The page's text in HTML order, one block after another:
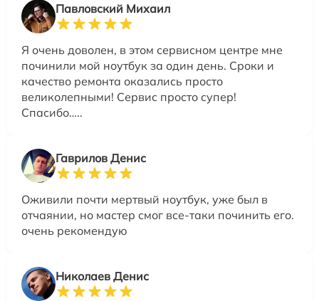
Павловский Михаил
Я очень доволен, в этом сервисном центре мне
починили мой ноутбук за один день. Сроки и
качество ремонта оказались просто
великолепными! Сервис просто супер!
Спасибо…..
Гаврилов Денис
Оживили почти мертвый ноутбук, уже был в
отчаянии, но мастер смог все-таки починить его.
очень рекомендую
Николаев Денис